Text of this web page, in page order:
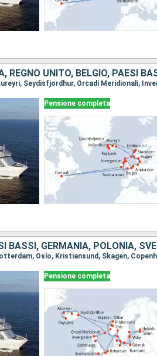
Pensione completa
Pensione completa